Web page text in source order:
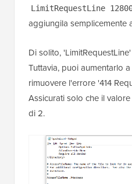
LimitRequestLine
aggiungila semplicemente
Di solito,
Tuttavia, puoi aumentarlo
rimuovere l'errore '414
Assicurati solo che il
di 2.